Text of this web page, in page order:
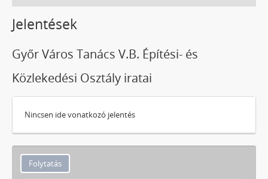
Jelentések
Győr Város Tanács V.B. Építési- és
Közlekedési Osztály iratai
Nincsen ide vonatkozó jelentés